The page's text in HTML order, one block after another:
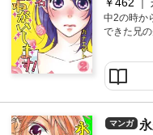
中2の時か
できた兄
活に終止
します！
するソワレ
マンガ